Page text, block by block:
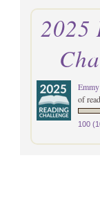
2025
Emmy
of
100